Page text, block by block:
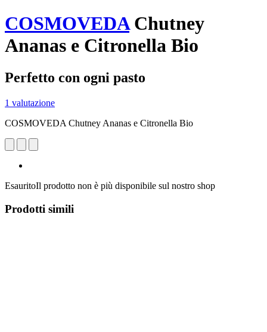
COSMOVEDAChutney
Ananas e Citronella Bio
Perfetto con ogni pasto
1 valutazione
COSMOVEDA Chutney Ananas e Citronella Bio
EsauritoIl prodotto non è più disponibile sul nostro shop
Prodotti simili